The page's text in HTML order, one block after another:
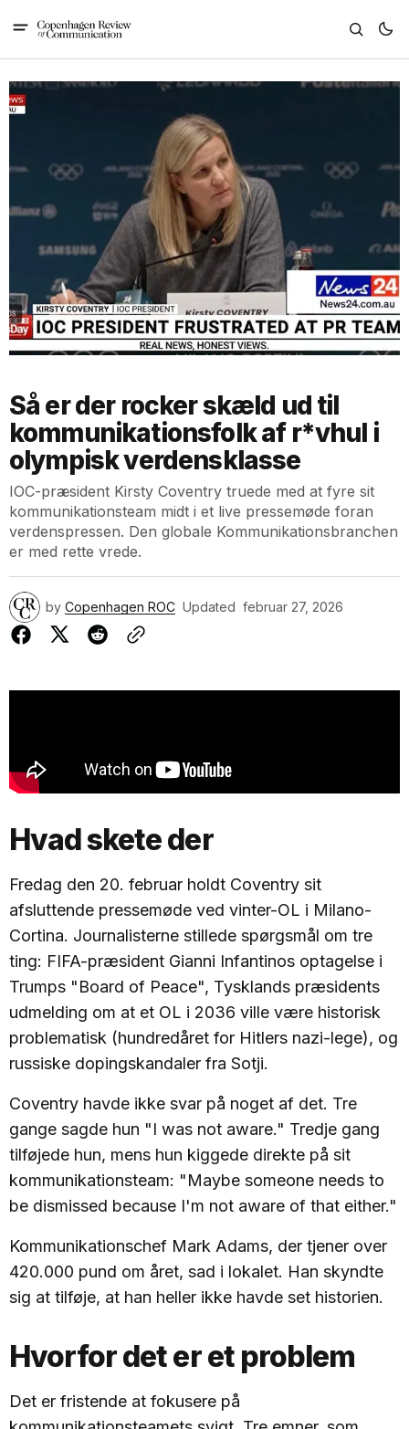
Så er der rocker skæld ud til
kommunikationsfolk af r*vhul i
olympisk verdensklasse
IOC-præsident Kirsty Coventry truede med at fyre sit
kommunikationsteam midt i et live pressemøde foran
verdenspressen. Den globale Kommunikationsbranchen
er med rette vrede.
by Copenhagen ROC Updated februar 27, 2026
Hvad skete der
Fredag den 20. februar holdt Coventry sit
afsluttende pressemøde ved vinter-OL i Milano-
Cortina. Journalisterne stillede spørgsmål om tre
ting: FIFA-præsident Gianni Infantinos optagelse i
Trumps "Board of Peace", Tysklands præsidents
udmelding om at et OL i 2036 ville være historisk
problematisk (hundredåret for Hitlers nazi-lege), og
russiske dopingskandaler fra Sotji.
Coventry havde ikke svar på noget af det. Tre
gange sagde hun "I was not aware." Tredje gang
tilføjede hun, mens hun kiggede direkte på sit
kommunikationsteam: "Maybe someone needs to
be dismissed because I'm not aware of that either."
Kommunikationschef Mark Adams, der tjener over
420.000 pund om året, sad i lokalet. Han skyndte
sig at tilføje, at han heller ikke havde set historien.
Hvorfor det er et problem
Det er fristende at fokusere på